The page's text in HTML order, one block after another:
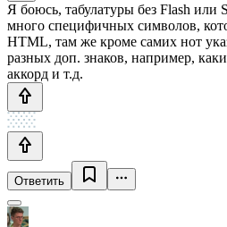
Я боюсь, табулатуры без Flash или
много специфичных символов,
HTML, там же кроме самих нот
разных доп. знаков, например,
аккорд и т.д.
Ответить